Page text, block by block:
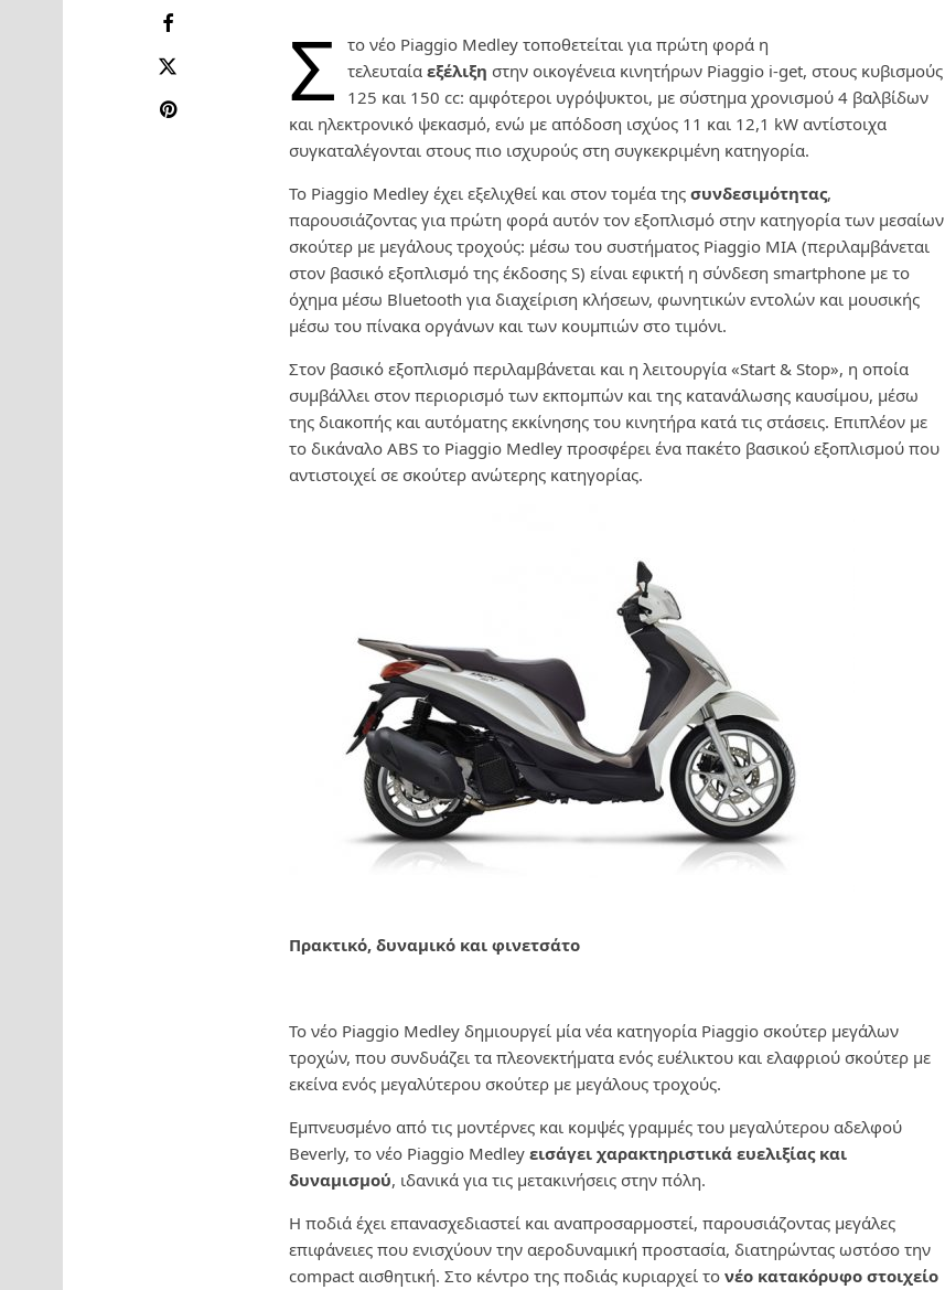
Σ το νέο Piaggio Medley τοποθετείται για πρώτη φορά η
τελευταία εξέλιξη στην οικογένεια κινητήρων Piaggio i-get, στους κυβισμούς
125 και 150 cc: αμφότεροι υγρόψυκτοι, με σύστημα χρονισμού 4 βαλβίδων
και ηλεκτρονικό ψεκασμό, ενώ με απόδοση ισχύος 11 και 12,1 kW αντίστοιχα
συγκαταλέγονται στους πιο ισχυρούς στη συγκεκριμένη κατηγορία.
Το Piaggio Medley έχει εξελιχθεί και στον τομέα της συνδεσιμότητας,
παρουσιάζοντας για πρώτη φορά αυτόν τον εξοπλισμό στην κατηγορία των μεσαίων
σκούτερ με μεγάλους τροχούς: μέσω του συστήματος Piaggio MIA (περιλαμβάνεται
στον βασικό εξοπλισμό της έκδοσης S) είναι εφικτή η σύνδεση smartphone με το
όχημα μέσω Bluetooth για διαχείριση κλήσεων, φωνητικών εντολών και μουσικής
μέσω του πίνακα οργάνων και των κουμπιών στο τιμόνι.
Στον βασικό εξοπλισμό περιλαμβάνεται και η λειτουργία «Start & Stop», η οποία
συμβάλλει στον περιορισμό των εκπομπών και της κατανάλωσης καυσίμου, μέσω
της διακοπής και αυτόματης εκκίνησης του κινητήρα κατά τις στάσεις. Επιπλέον με
το δικάναλο ABS το Piaggio Medley προσφέρει ένα πακέτο βασικού εξοπλισμού που
αντιστοιχεί σε σκούτερ ανώτερης κατηγορίας.
Πρακτικό, δυναμικό και φινετσάτο
Το νέο Piaggio Medley δημιουργεί μία νέα κατηγορία Piaggio σκούτερ μεγάλων
τροχών, που συνδυάζει τα πλεονεκτήματα ενός ευέλικτου και ελαφριού σκούτερ με
εκείνα ενός μεγαλύτερου σκούτερ με μεγάλους τροχούς.
Εμπνευσμένο από τις μοντέρνες και κομψές γραμμές του μεγαλύτερου αδελφού
Beverly, το νέο Piaggio Medley εισάγει χαρακτηριστικά ευελιξίας και
δυναμισμού, ιδανικά για τις μετακινήσεις στην πόλη.
Η ποδιά έχει επανασχεδιαστεί και αναπροσαρμοστεί, παρουσιάζοντας μεγάλες
επιφάνειες που ενισχύουν την αεροδυναμική προστασία, διατηρώντας ωστόσο την
compact αισθητική. Στο κέντρο της ποδιάς κυριαρχεί το νέο κατακόρυφο στοιχείο